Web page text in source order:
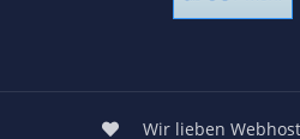
Wir lieben